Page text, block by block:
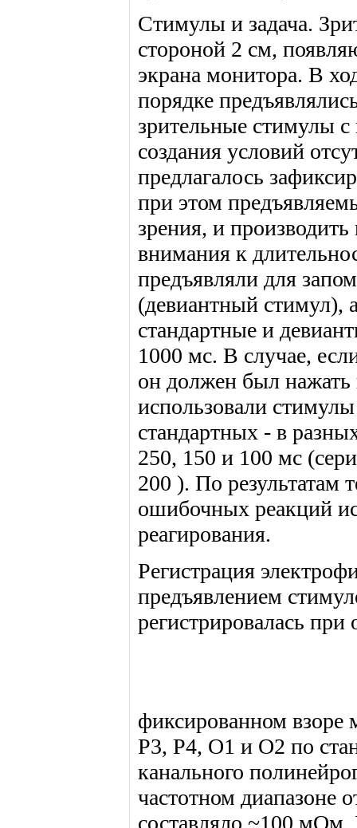
Стимулы и задача.
стороной 2 см,
экрана монитора. В
порядке
зрительные стимулы с
создания условий
предлагалось
при этом
зрения, и
внимания к
предъявляли для
(девиантный стимул),
стандартные и
1000 мс. В случае,
он должен был нажать
использовали
стандартных - в
250, 150 и 100 мс
200 ). По результатам
ошибочных реакций
реагирования.
Регистрация
предъявлением
регистрировалась при
фиксированном взоре
Р3, Р4, О1 и О2 по
канального
частотном диапазоне
составляло ~100